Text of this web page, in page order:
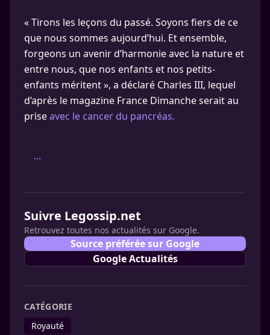
« Tirons les leçons du passé. Soyons fiers de ce
que nous sommes aujourd’hui. Et ensemble,
forgeons un avenir d’harmonie avec la nature et
entre nous, que nos enfants et nos petits-
enfants méritent », a déclaré Charles III, lequel
d’après le magazine France Dimanche serait au
priseavec le cancer du pancréas.
...
Suivre Legossip.net
Retrouvez toutes nos actualités sur Google.
Source préférée sur Google
Google Actualités
CATÉGORIE
Royauté